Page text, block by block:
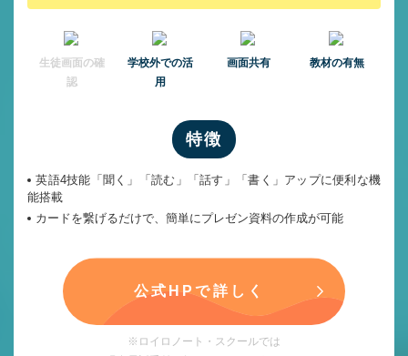
⽣徒画⾯の確
認
学校外での活
用
画面共有 教材の有無
特徴
英語4技能「聞く」「読む」「話す」「書く」アップに便利な機
能搭載
カードを繋げるだけで、簡単にプレゼン資料の作成が可能
公式HPで詳しく
※ロイロノート・スクールでは